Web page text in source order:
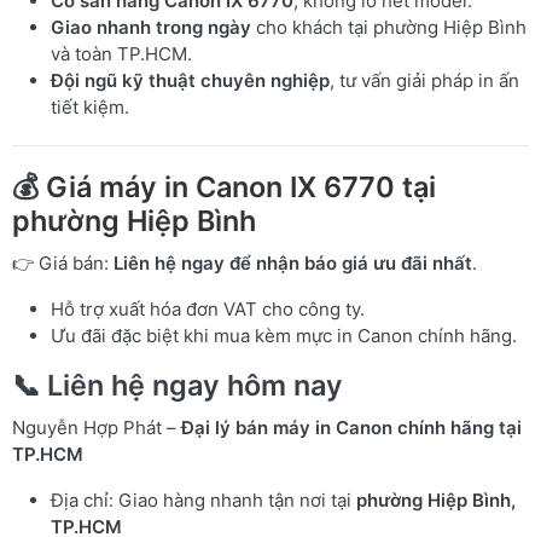
Giao nhanh trong ngày cho khách tại phường Hiệp Bình
và toàn TP.HCM.
Đội ngũ kỹ thuật chuyên nghiệp, tư vấn giải pháp in ấn
tiết kiệm.
💰 Giá máy in Canon IX 6770 tại
phường Hiệp Bình
👉 Giá bán: Liên hệ ngay để nhận báo giá ưu đãi nhất.
Hỗ trợ xuất hóa đơn VAT cho công ty.
Ưu đãi đặc biệt khi mua kèm mực in Canon chính hãng.
📞 Liên hệ ngay hôm nay
Nguyễn Hợp Phát –Đại lý bán máy in Canon chính hãng tại
TP.HCM
Địa chỉ: Giao hàng nhanh tận nơi tại phường Hiệp Bình,
TP.HCM